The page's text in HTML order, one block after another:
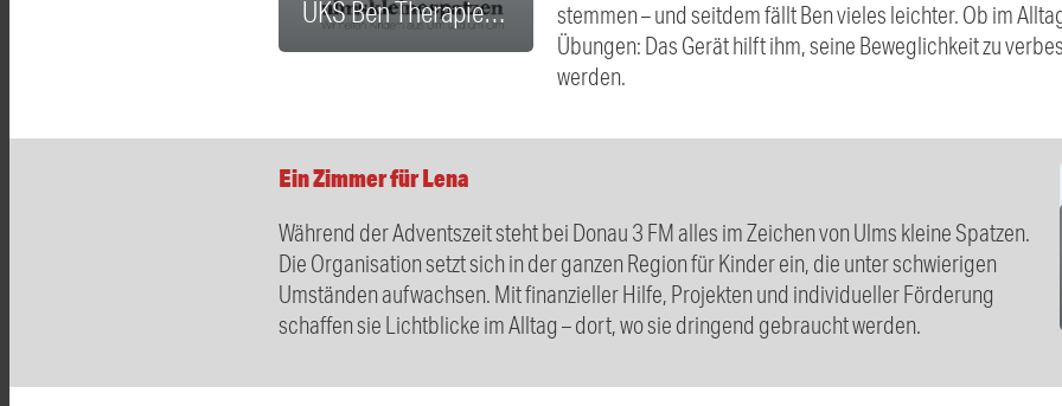
UKS Ben Therapiegerät
stemmen – und seitdem fällt Ben vieles leichter. Ob im
Übungen: Das Gerät hilft ihm, seine Beweglichkeit zu
werden.
Ein Zimmer für Lena
Während der Adventszeit steht bei Donau 3 FM alles im Zeichen von Ulms kleine Spatzen.
Die Organisation setzt sich in der ganzen Region für Kinder ein, die unter schwierigen
Umständen aufwachsen. Mit finanzieller Hilfe, Projekten und individueller Förderung
schaffen sie Lichtblicke im Alltag – dort, wo sie dringend gebraucht werden.